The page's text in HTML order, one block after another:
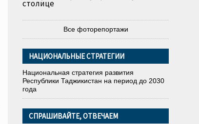
столице
Все фоторепортажи
НАЦИОНАЛЬНЫЕ СТРАТЕГИИ
Национальная стратегия развития
Республики Таджикистан на период до 2030
года
СПРАШИВАЙТЕ, ОТВЕЧАЕМ